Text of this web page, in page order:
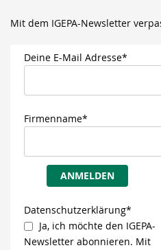
Mit dem IGEPA-Newsletter
Deine E-Mail Adresse*
Firmenname*
ANMELDEN
Datenschutzerklärung*
Ja, ich möchte den IGEPA-
Newsletter abonnieren. Mit